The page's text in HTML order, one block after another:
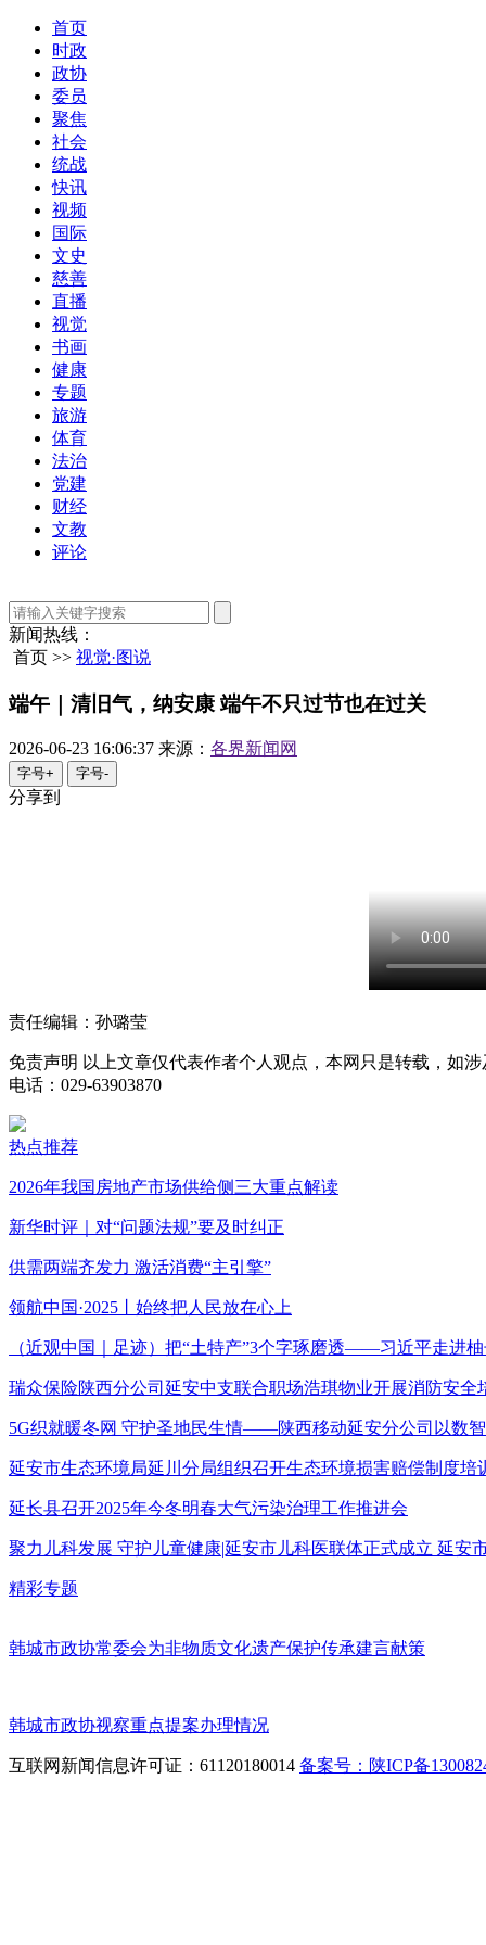
首页
时政
政协
委员
聚焦
社会
统战
快讯
视频
国际
文史
慈善
直播
视觉
书画
健康
专题
旅游
体育
法治
党建
财经
文教
评论
新闻热线：
首页 >> 视觉·图说
端午｜清旧气，纳安康 端午不只过节也在过关
2026-06-23 16:06:37 来源： 各界新闻网
字号+ 字号-
分享到
责任编辑：孙璐莹
免责声明 以上文章仅代表作者个人观点，本网只是转载，如
电话：029-63903870
热点推荐
2026年我国房地产市场供给侧三大重点解读
新华时评｜对“问题法规”要及时纠正
供需两端齐发力 激活消费“主引擎”
领航中国·2025丨始终把人民放在心上
（近观中国｜足迹）把“土特产”3个字琢磨透——习近平走进
瑞众保险陕西分公司延安中支联合职场浩琪物业开展消防安全
5G织就暖冬网 守护圣地民生情——陕西移动延安分公司以数
延安市生态环境局延川分局组织召开生态环境损害赔偿制度培
延长县召开2025年今冬明春大气污染治理工作推进会
聚力儿科发展 守护儿童健康|延安市儿科医联体正式成立 延安
精彩专题
韩城市政协常委会为非物质文化遗产保护传承建言献策
韩城市政协视察重点提案办理情况
互联网新闻信息许可证：61120180014 备案号：陕ICP备